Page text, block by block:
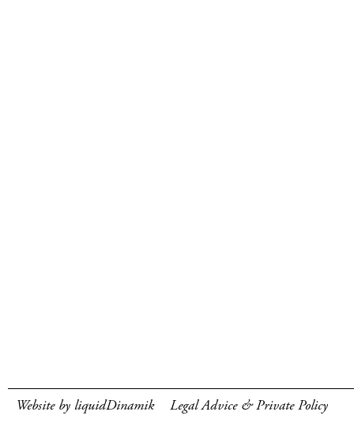
Website by liquidDinamik Legal Advice & Private Policy